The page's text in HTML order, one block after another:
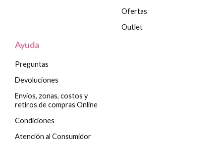
Ofertas
Outlet
Ayuda
Preguntas
Devoluciones
Envíos, zonas, costos y
retiros de compras Online
Condiciones
Atención al Consumidor